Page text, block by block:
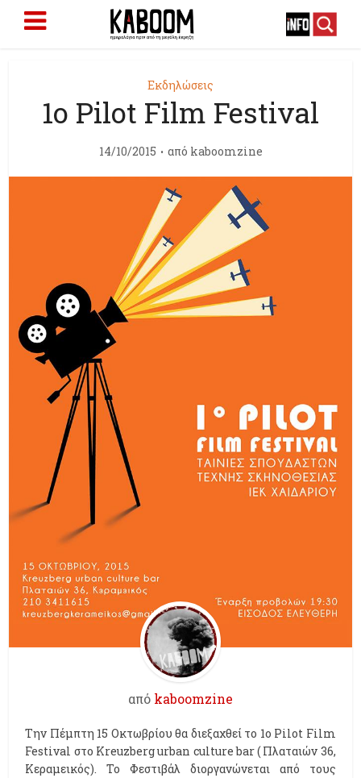
Εκδηλώσεις
1ο Pilot Film Festival
14/10/2015 από kaboomzine
από kaboomzine
Την Πέμπτη 15 Οκτωβρίου θα διεξαχθεί το 1ο Pilot Film
Festival στο Kreuzberg urban culture bar ( Πλαταιών 36,
Κεραμεικός). Το Φεστιβάλ διοργανώνεται από τους